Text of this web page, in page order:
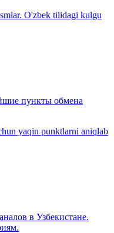
O'zbek tilidagi kulgu
пункты обмена
yaqin punktlarni aniqlab
в Узбекистане.